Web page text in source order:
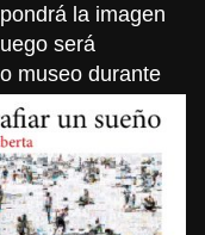
la imagen
será
museo durante